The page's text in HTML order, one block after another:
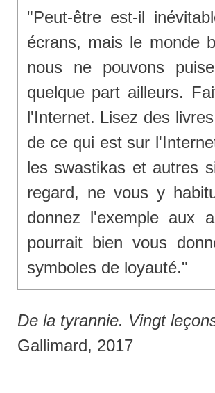
"Peut-être est-il
écrans, mais le monde
nous ne pouvons
quelque part ailleurs.
l'Internet. Lisez des
de ce qui est sur
les swastikas et autres
regard, ne vous y
donnez l'exemple aux
pourrait bien vous
symboles de loyauté."
De la tyrannie. Vingt
Gallimard, 2017